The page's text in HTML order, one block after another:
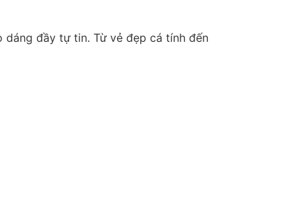
đầy tự tin. Từ vẻ đẹp cá tính đến